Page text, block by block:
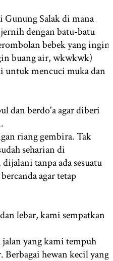
Salak di mana
dengan batu-batu
bebek yang ingin
buang air, wkwkwk)
untuk mencuci muka dan
dan berdo'a agar diberi
riang gembira. Tak
seharian di
tanpa ada sesuatu
agar tetap
lebar, kami sempatkan
yang kami tempuh
hewan kecil yang